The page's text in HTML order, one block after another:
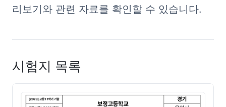
리보기와 관련 자료를 확인할 수 있습니다.
시험지 목록